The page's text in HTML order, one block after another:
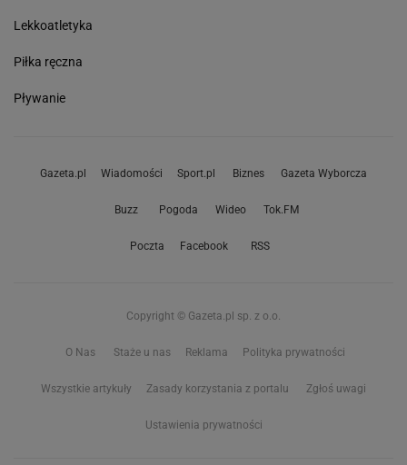
Lekkoatletyka
Piłka ręczna
Pływanie
Gazeta.pl Wiadomości Sport.pl Biznes Gazeta Wyborcza
Buzz Pogoda Wideo Tok.FM
Poczta Facebook RSS
Copyright © Gazeta.pl sp. z o.o.
O Nas Staże u nas Reklama Polityka prywatności
Wszystkie artykuły Zasady korzystania z portalu Zgłoś uwagi
Ustawienia prywatności